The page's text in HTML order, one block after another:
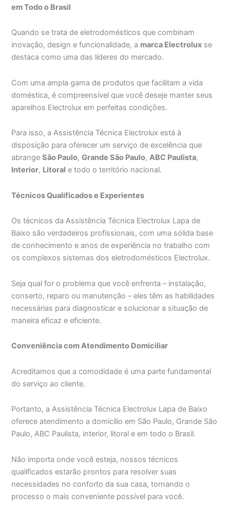
em Todo o Brasil
Quando se trata de eletrodomésticos que combinam
inovação, design e funcionalidade, a marca Electrolux se
destaca como uma das líderes do mercado.
Com uma ampla gama de produtos que facilitam a vida
doméstica, é compreensível que você deseje manter seus
aparelhos Electrolux em perfeitas condições.
Para isso, a Assistência Técnica Electrolux está à
disposição para oferecer um serviço de excelência que
abrangeSão Paulo,Grande São Paulo,ABC Paulista,
Interior, Litoral e todo o território nacional.
Técnicos Qualificados e Experientes
Os técnicos da Assistência Técnica Electrolux Lapa de
Baixo são verdadeiros profissionais, com uma sólida base
de conhecimento e anos de experiência no trabalho com
os complexos sistemas dos eletrodomésticos Electrolux.
Seja qual for o problema que você enfrenta – instalação,
conserto, reparo ou manutenção – eles têm as habilidades
necessárias para diagnosticar e solucionar a situação de
maneira eficaz e eficiente.
Conveniência com Atendimento Domiciliar
Acreditamos que a comodidade é uma parte fundamental
do serviço ao cliente.
Portanto, a Assistência Técnica Electrolux Lapa de Baixo
oferece atendimento a domicílio em São Paulo, Grande São
Paulo, ABC Paulista, interior, litoral e em todo o Brasil.
Não importa onde você esteja, nossos técnicos
qualificados estarão prontos para resolver suas
necessidades no conforto da sua casa, tornando o
processo o mais conveniente possível para você.